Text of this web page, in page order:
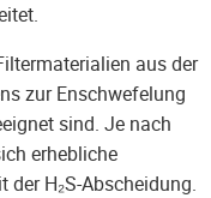
aus der
zur Enschwefelung
sind. Je nach
erhebliche
H₂S-Abscheidung.